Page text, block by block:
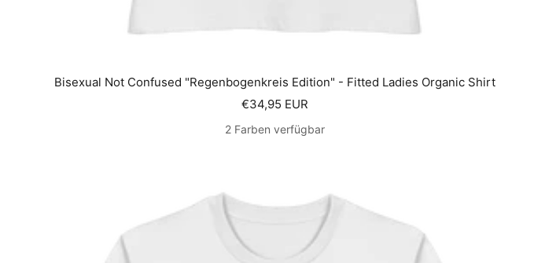
Bisexual Not Confused "Regenbogenkreis Edition" - Fitted Ladies Organic Shirt
Angebotspreis
€34,95 EUR
2 Farben verfügbar